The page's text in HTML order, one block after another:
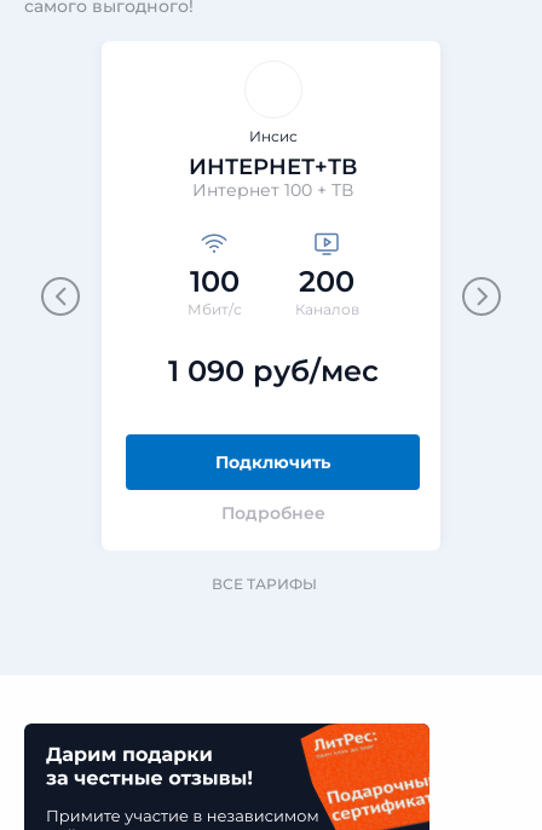
самого выгодного!
Инсис
ИНТЕРНЕТ+ТВ
Интернет 100 + ТВ
100
Мбит/с
200
Каналов
1 090 руб/мес
Подключить
Подробнее
ВСЕ ТАРИФЫ